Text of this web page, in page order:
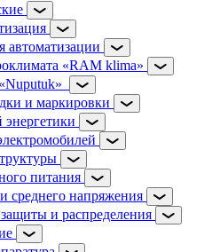
автоматизации
«RAM klima»
и маркировки
питания
среднего напряжения
и распределения